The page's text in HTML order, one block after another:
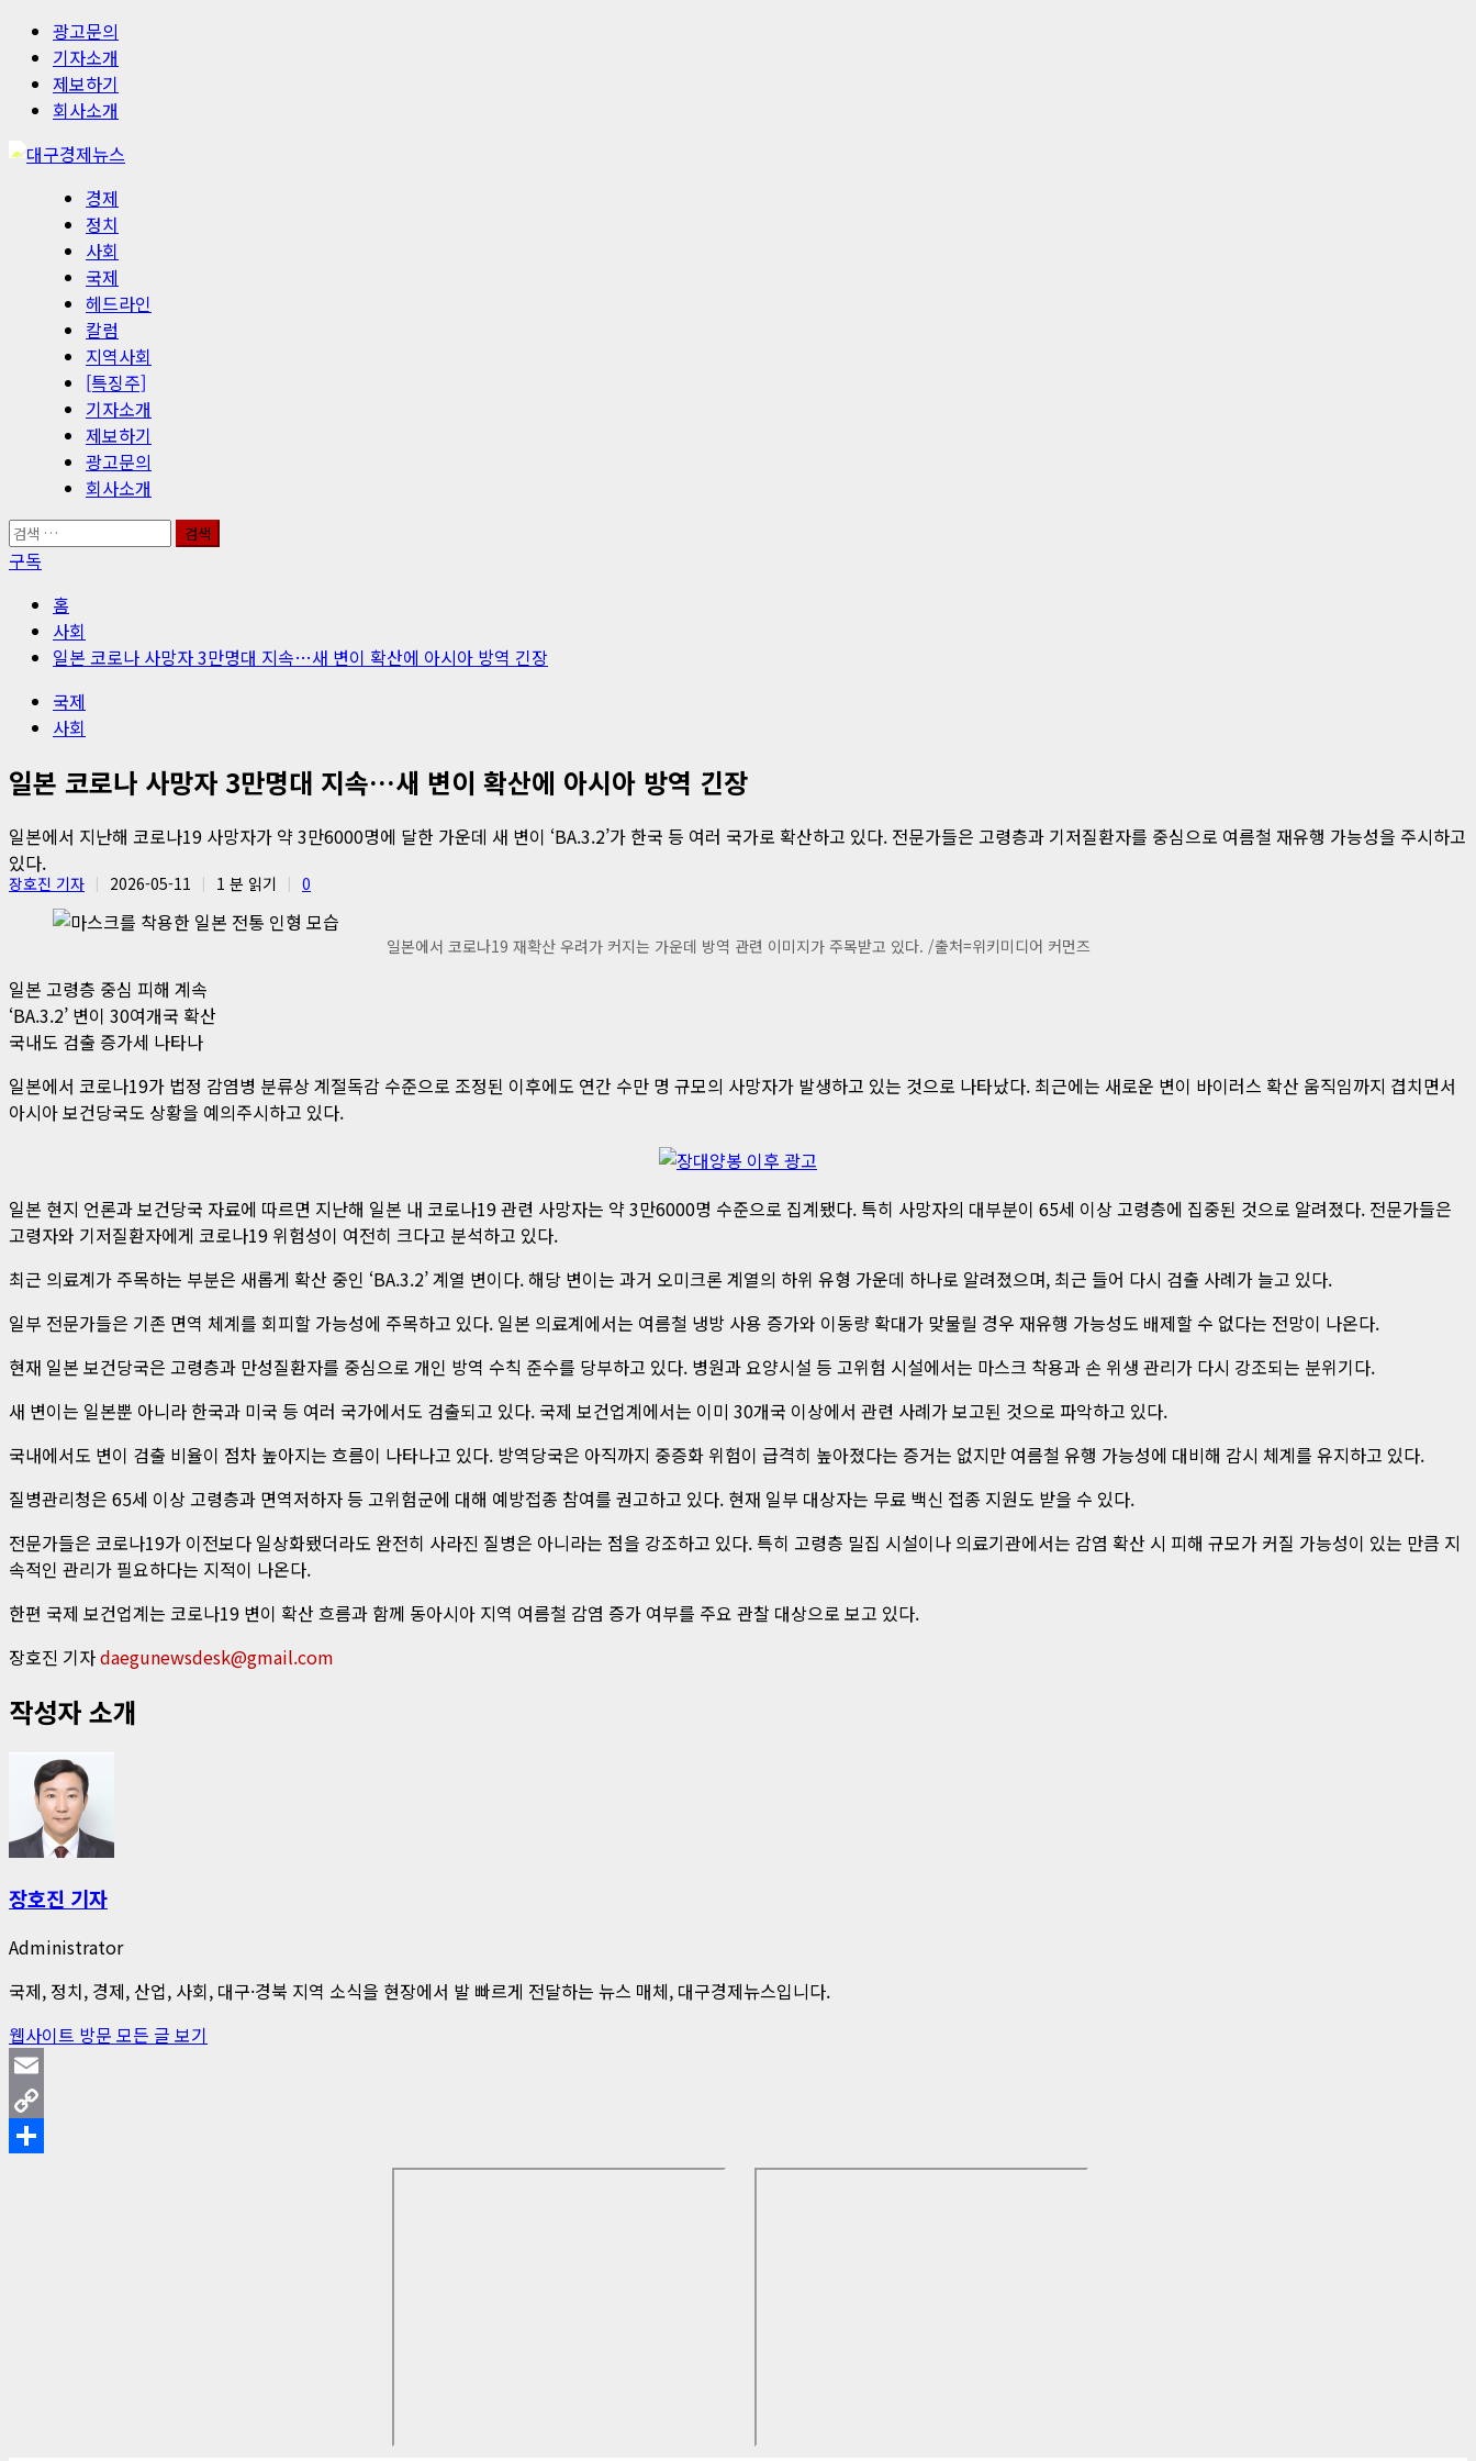
로
광고문의
기자소개
제보하기
회사소개
경제
정치
사회
국제
헤드라인
칼럼
지역사회
[특징주]
기자소개
제보하기
광고문의
회사소개
검
색:
구독
홈
사회
일본 코로나 사망자 3만명대 지속…새 변이 확산에 아시아 방역 긴장
국제
사회
일본 코로나 사망자 3만명대 지속…새 변이 확산에 아시아 방역 긴장
일본에서 지난해 코로나19 사망자가 약 3만6000명에 달한 가운데 새 변이 ‘BA.3.2’가 한국 등 여러 국가로 확산하고 있다. 전문가들은 고령층과 기저질환자를 중심으로 여름철 재유행 가능성을 주시하고
있다.
장호진 기자 2026-05-11 1 분 읽기 0
일본에서 코로나19 재확산 우려가 커지는 가운데 방역 관련 이미지가 주목받고 있다. /출처=위키미디어 커먼즈
일본 고령층 중심 피해 계속
‘BA.3.2’ 변이 30여개국 확산
국내도 검출 증가세 나타나
일본에서 코로나19가 법정 감염병 분류상 계절독감 수준으로 조정된 이후에도 연간 수만 명 규모의 사망자가 발생하고 있는 것으로 나타났다. 최근에는 새로운 변이 바이러스 확산 움직임까지 겹치면서
아시아 보건당국도 상황을 예의주시하고 있다.
일본 현지 언론과 보건당국 자료에 따르면 지난해 일본 내 코로나19 관련 사망자는 약 3만6000명 수준으로 집계됐다. 특히 사망자의 대부분이 65세 이상 고령층에 집중된 것으로 알려졌다. 전문가들은
고령자와 기저질환자에게 코로나19 위험성이 여전히 크다고 분석하고 있다.
최근 의료계가 주목하는 부분은 새롭게 확산 중인 ‘BA.3.2’ 계열 변이다. 해당 변이는 과거 오미크론 계열의 하위 유형 가운데 하나로 알려졌으며, 최근 들어 다시 검출 사례가 늘고 있다.
일부 전문가들은 기존 면역 체계를 회피할 가능성에 주목하고 있다. 일본 의료계에서는 여름철 냉방 사용 증가와 이동량 확대가 맞물릴 경우 재유행 가능성도 배제할 수 없다는 전망이 나온다.
현재 일본 보건당국은 고령층과 만성질환자를 중심으로 개인 방역 수칙 준수를 당부하고 있다. 병원과 요양시설 등 고위험 시설에서는 마스크 착용과 손 위생 관리가 다시 강조되는 분위기다.
새 변이는 일본뿐 아니라 한국과 미국 등 여러 국가에서도 검출되고 있다. 국제 보건업계에서는 이미 30개국 이상에서 관련 사례가 보고된 것으로 파악하고 있다.
국내에서도 변이 검출 비율이 점차 높아지는 흐름이 나타나고 있다. 방역당국은 아직까지 중증화 위험이 급격히 높아졌다는 증거는 없지만 여름철 유행 가능성에 대비해 감시 체계를 유지하고 있다.
질병관리청은 65세 이상 고령층과 면역저하자 등 고위험군에 대해 예방접종 참여를 권고하고 있다. 현재 일부 대상자는 무료 백신 접종 지원도 받을 수 있다.
전문가들은 코로나19가 이전보다 일상화됐더라도 완전히 사라진 질병은 아니라는 점을 강조하고 있다. 특히 고령층 밀집 시설이나 의료기관에서는 감염 확산 시 피해 규모가 커질 가능성이 있는 만큼 지
속적인 관리가 필요하다는 지적이 나온다.
한편 국제 보건업계는 코로나19 변이 확산 흐름과 함께 동아시아 지역 여름철 감염 증가 여부를 주요 관찰 대상으로 보고 있다.
장호진 기자daegunewsdesk@gmail.com
작성자 소개
장호진 기자
Administrator
국제, 정치, 경제, 산업, 사회, 대구·경북 지역 소식을 현장에서 발 빠르게 전달하는 뉴스 매체, 대구경제뉴스입니다.
웹사이트 방문 모든 글 보기
Email
Copy